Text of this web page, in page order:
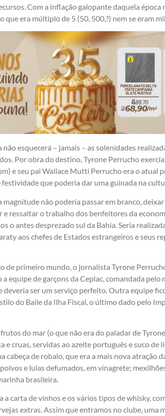
Com a inflação galopante daquela
que era múltiplo de 5 (50, 500,?) nem se eram
esquecerá – jamais – as solenidades
Por obra do destino, Tyrone Perrucho
e seu pai Wallace Mutti Perrucho era o atual
que poderia dar uma guinada na
magnitude não poderia passar em branco,
e ressaltar o trabalho dos benfeitores da
o antes desprezado sul da Bahia. Seria
aos chefes de Estados estrangeiros e seus
de primeiro mundo, o jornalista Tyrone
equipe de garçons da Ceplac, comandada pelo
deveria ser um serviço perfeito. Outra equipe
do Baile da Ilha Fiscal, o último dado pelo
do mar (o que não era do paladar de
e cruas, servidas ao azeite português e suco de
cabeça de robalo, que era a mais nova atração
e lulas defumados, em vinagrete;
brasileira.
a carta de vinhos e os vários tipos de whisky,
extras. Assim que entramos no clube, uma